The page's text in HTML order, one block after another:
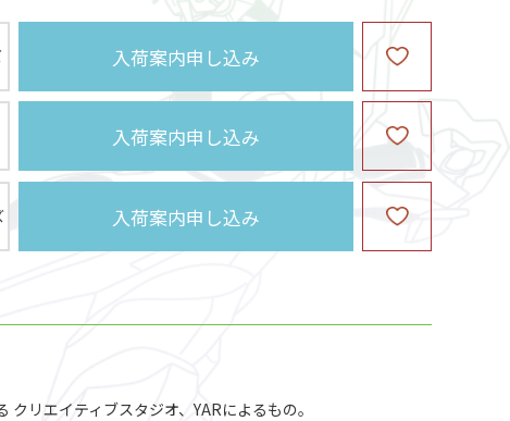
入荷案内申し込み
入荷案内申し込み
入荷案内申し込み
リエイティブスタジオ、YARによるもの。